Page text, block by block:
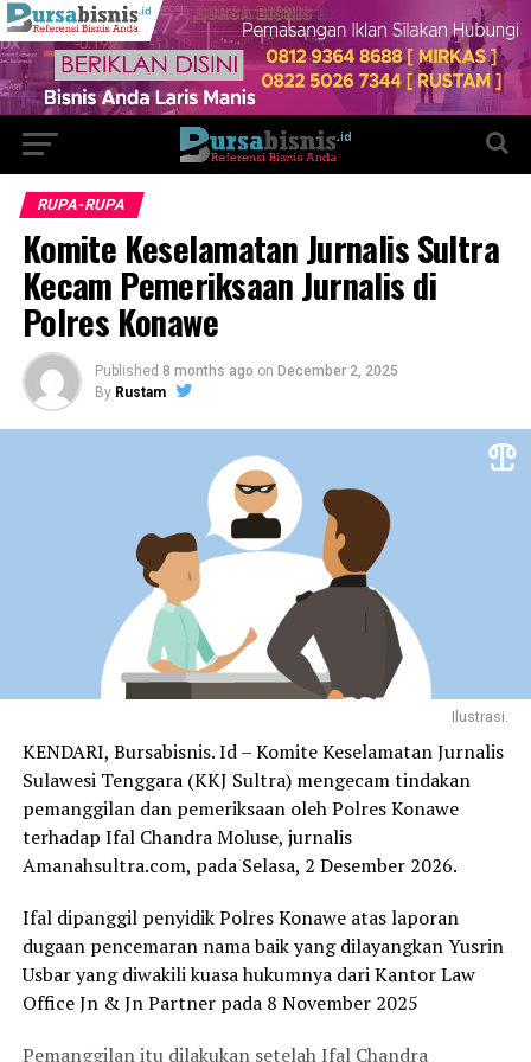
RUPA-RUPA
Komite Keselamatan Jurnalis Sultra
Kecam Pemeriksaan Jurnalis di
Polres Konawe
Published 8 months ago on December 2, 2025
By Rustam
Ilustrasi.
KENDARI, Bursabisnis. Id – Komite Keselamatan Jurnalis
Sulawesi Tenggara (KKJ Sultra) mengecam tindakan
pemanggilan dan pemeriksaan oleh Polres Konawe
terhadap Ifal Chandra Moluse, jurnalis
Amanahsultra.com, pada Selasa, 2 Desember 2026.
Ifal dipanggil penyidik Polres Konawe atas laporan
dugaan pencemaran nama baik yang dilayangkan Yusrin
Usbar yang diwakili kuasa hukumnya dari Kantor Law
Office Jn & Jn Partner pada 8 November 2025
Pemanggilan itu dilakukan setelah Ifal Chandra